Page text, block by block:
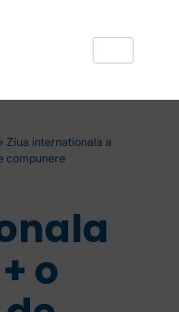
Ziua internationala a
compunere
o